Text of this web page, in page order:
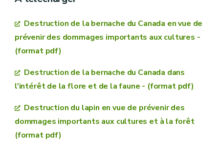
Destruction de la bernache du Canada en vue de
prévenir des dommages importants aux cultures -
(format pdf)
Destruction de la bernache du Canada dans
l'intérêt de la flore et de la faune - (format pdf)
Destruction du lapin en vue de prévenir des
dommages importants aux cultures et à la forêt
(format pdf)